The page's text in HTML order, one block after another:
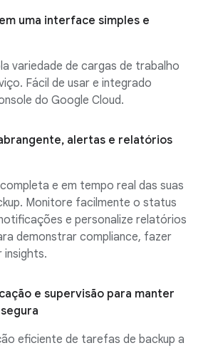
uma interface simples e
variedade de cargas de trabalho
Fácil de usar e integrado
do Google Cloud.
alertas e relatórios
e em tempo real das suas
Monitore facilmente o status
e personalize relatórios
demonstrar compliance, fazer
insights.
e supervisão para manter
eficiente de tarefas de backup a